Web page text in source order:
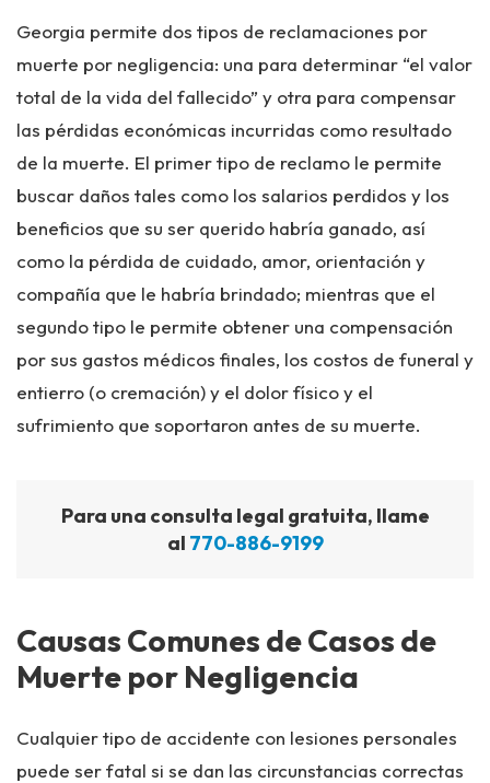
Georgia permite dos tipos de reclamaciones por
muerte por negligencia: una para determinar “el valor
total de la vida del fallecido” y otra para compensar
las pérdidas económicas incurridas como resultado
de la muerte. El primer tipo de reclamo le permite
buscar daños tales como los salarios perdidos y los
beneficios que su ser querido habría ganado, así
como la pérdida de cuidado, amor, orientación y
compañía que le habría brindado; mientras que el
segundo tipo le permite obtener una compensación
por sus gastos médicos finales, los costos de funeral y
entierro (o cremación) y el dolor físico y el
sufrimiento que soportaron antes de su muerte.
Para una consulta legal gratuita, llame
al 770-886-9199
Causas Comunes de Casos de
Muerte por Negligencia
Cualquier tipo de accidente con lesiones personales
puede ser fatal si se dan las circunstancias correctas